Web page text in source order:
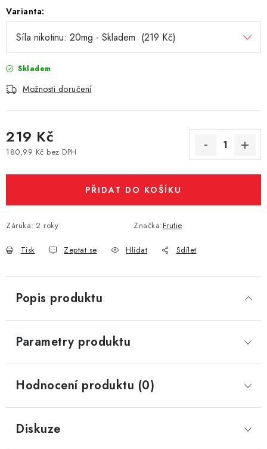
ZNAČKY
Kontakty
Varianta:
Skladem
Možnosti doručení
219 Kč
180,99 Kč bez DPH
PŘIDAT DO KOŠÍKU
Záruka: 2 roky Značka:Frutie
Tisk Zeptat se Hlídat Sdílet
Popis produktu
Parametry produktu
Hodnocení produktu (0)
Diskuze